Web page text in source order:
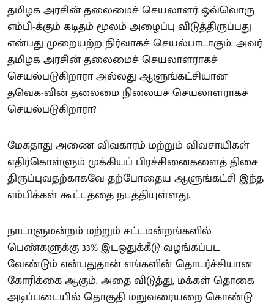
தமிழக அரசின் தலைமைச் செயலாளர் ஒவ்வொரு
எம்பி-க்கும் கடிதம் மூலம் அழைப்பு விடுத்திருப்பது
என்பது முறையற்ற நிர்வாகச் செயல்பாடாகும். அவர்
தமிழக அரசின் தலைமைச் செயலாளராகச்
செயல்படுகிறாரா அல்லது ஆளுங்கட்சியான
தவெக-வின் தலைமை நிலையச் செயலாளராகச்
செயல்படுகிறாரா?
மேகதாது அணை விவகாரம் மற்றும் விவசாயிகள்
எதிர்கொள்ளும் முக்கியப் பிரச்சினைகளைத் திசை
திருப்புவதற்காகவே தற்போதைய ஆளுங்கட்சி இந்த
எம்பிக்கள் கூட்டத்தை நடத்தியுள்ளது.
நாடாளுமன்றம் மற்றும் சட்டமன்றங்களில்
பெண்களுக்கு 33% இடஒதுக்கீடு வழங்கப்பட
வேண்டும் என்பதுதான் எங்களின் தொடர்ச்சியான
கோரிக்கை ஆகும். அதை விடுத்து, மக்கள் தொகை
அடிப்படையில் தொகுதி மறுவரையறை கொண்டு